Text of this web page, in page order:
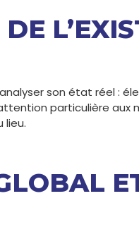
son état réel :
particulière aux
lieu.